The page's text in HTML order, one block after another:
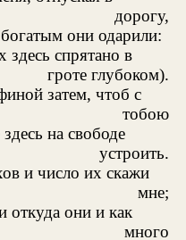
дорогу,
они одарили:
здесь спрятано в
гроте глубоком).
затем, чтоб с
тобою
на свободе
устроить.
и число их скажи
мне;
откуда они и как
много